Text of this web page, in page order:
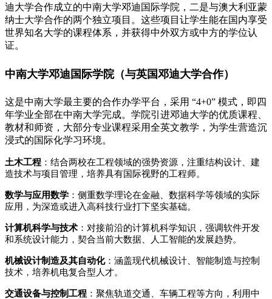
迪大学合作成立的中南大学邓迪国际学院，二是与澳大利亚蒙
纳士大学合作的两个独立项目。这些项目让学生能在国内享受
世界知名大学的课程体系，并获得中外双方或中方的学位认
证。
中南大学邓迪国际学院（与英国邓迪大学合作）
这是中南大学最主要的合作办学平台，采用 “4+0” 模式，即四
年学业全部在中南大学完成。学院引进邓迪大学的优质课程、
教材和师资，大部分专业课程采用全英文教学，为学生营造沉
浸式的国际化学习环境。
土木工程 ：结合两校在工程领域的强势资源，注重结构设计、建
造技术与项目管理，培养具有国际视野的工程师。
数学与应用数学 ：侧重数学理论在金融、数据科学等领域的实际
应用，为深造或进入高科技行业打下坚实基础。
计算机科学与技术 ：对接前沿的计算机科学知识，强调软件开发
和系统设计能力，契合当前大数据、人工智能的发展趋势。
机械设计制造及其自动化：涵盖现代机械设计、智能制造与控制
技术，培养机电复合型人才。
交通设备与控制工程 ：聚焦轨道交通、车辆工程等方向，利用中